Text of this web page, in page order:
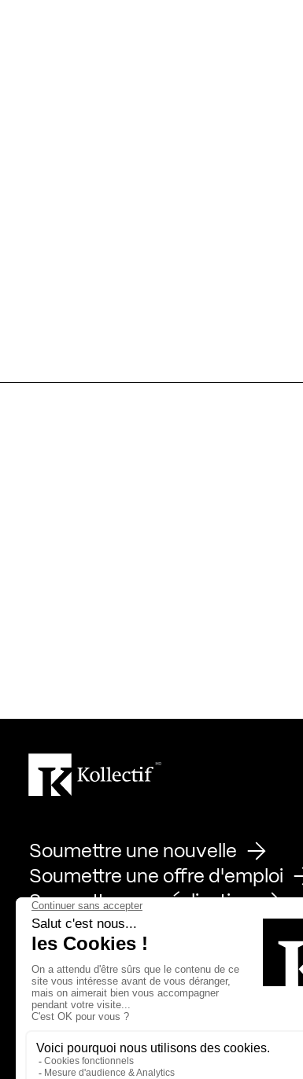
Soumettre une nouvelle
Soumettre une offre d'emploi
Soumettre une réalisation
Page Facebook de Kollectif
Page Instagram de Kollectif
Page Linkedin de Kollectif
Partenaires